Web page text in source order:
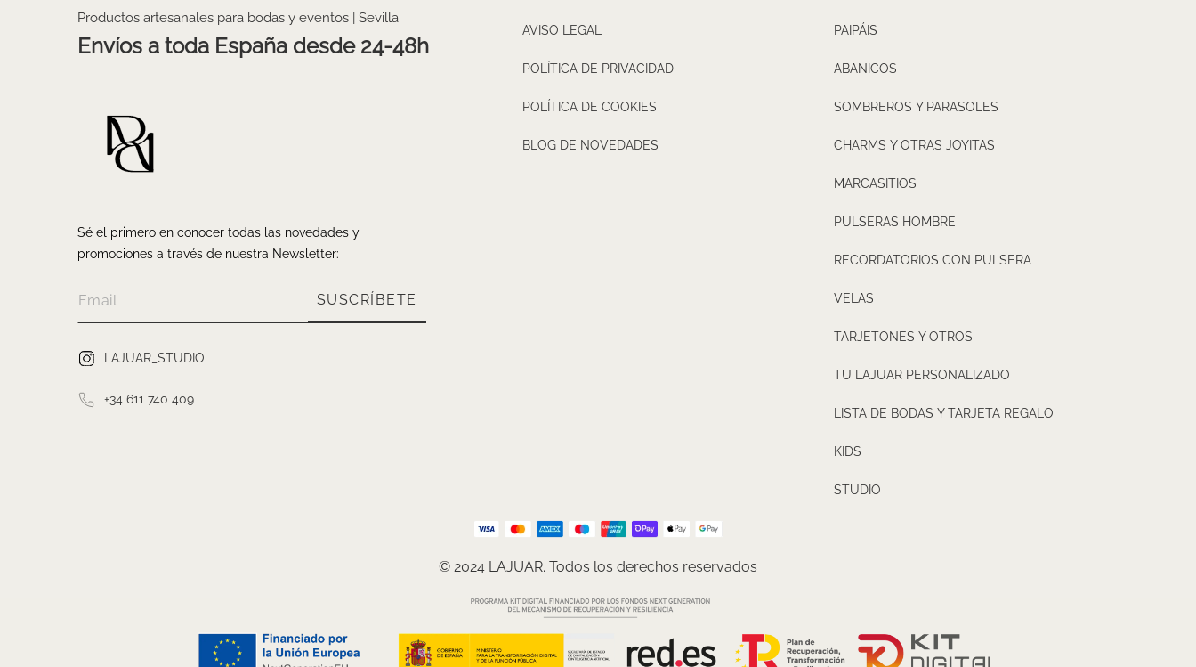
Productos artesanales para bodas y eventos | Sevilla
Envíos a toda España desde 24-48h
Sé el primero en conocer todas las novedades y
promociones a través de nuestra Newsletter:
SUSCRÍBETE
LAJUAR_STUDIO
+34 611 740 409
AVISO LEGAL
POLÍTICA DE PRIVACIDAD
POLÍTICA DE COOKIES
BLOG DE NOVEDADES
PAIPÁIS
ABANICOS
SOMBREROS Y PARASOLES
CHARMS Y OTRAS JOYITAS
MARCASITIOS
PULSERAS HOMBRE
RECORDATORIOS CON PULSERA
VELAS
TARJETONES Y OTROS
TU LAJUAR PERSONALIZADO
LISTA DE BODAS Y TARJETA REGALO
KIDS
STUDIO
© 2024 LAJUAR. Todos los derechos reservados